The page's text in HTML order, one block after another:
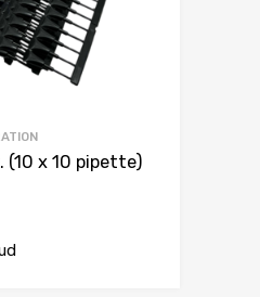
(10 x 10 pipette)